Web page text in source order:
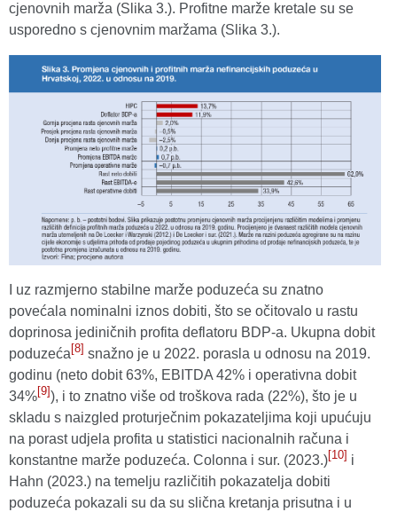
cjenovnih marža (Slika 3.). Profitne marže kretale su se
usporedno s cjenovnim maržama (Slika 3.).
I uz razmjerno stabilne marže poduzeća su znatno
povećala nominalni iznos dobiti, što se očitovalo u rastu
doprinosa jediničnih profita deflatoru BDP-a. Ukupna dobit
poduzeća [8] snažno je u 2022. porasla u odnosu na 2019.
godinu (neto dobit 63%, EBITDA 42% i operativna dobit
34%[9]), i to znatno više od troškova rada (22%), što je u
skladu s naizgled proturječnim pokazateljima koji upućuju
na porast udjela profita u statistici nacionalnih računa i
konstantne marže poduzeća. Colonna i sur. (2023.)[10] i
Hahn (2023.) na temelju različitih pokazatelja dobiti
poduzeća pokazali su da su slična kretanja prisutna i u